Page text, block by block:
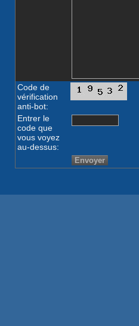
Code de
vérification
anti-bot:
Entrer le
code que
vous voyez
au-dessus: